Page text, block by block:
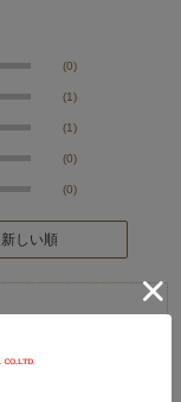
(0)
(1)
(1)
(0)
(0)
しい順